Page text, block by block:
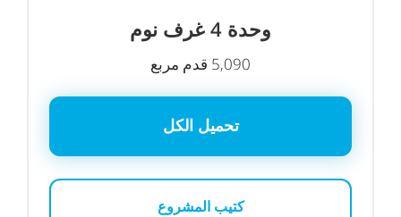
وحدة 4 غرف نوم
5,090 قدم مربع
تحميل الكل
كتيب المشروع